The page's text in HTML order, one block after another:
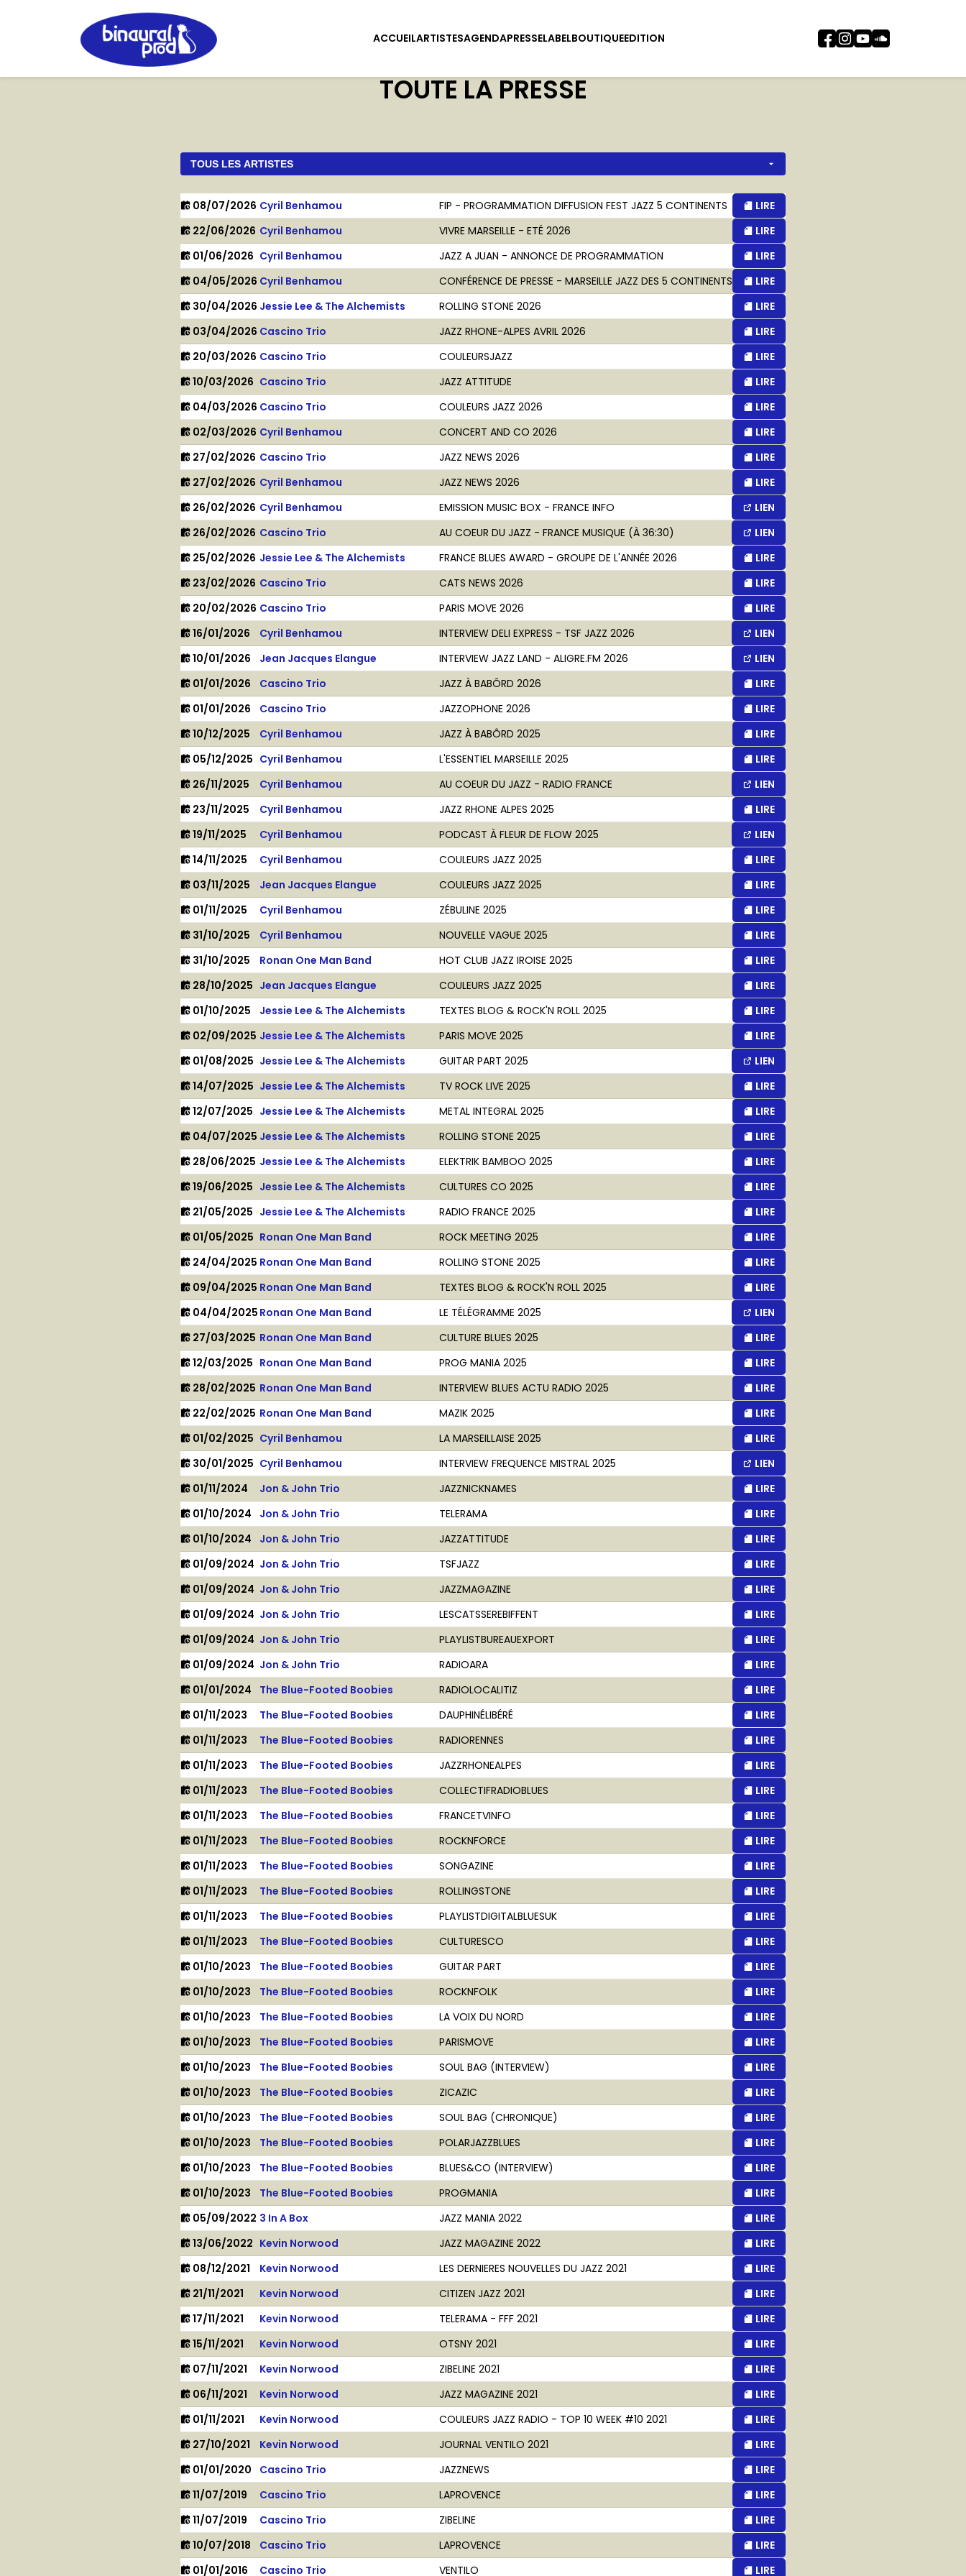
ACCUEILARTISTESAGENDAPRESSELABELBOUTIQUEEDITION
TOUTE LA PRESSE
08/07/2026 Cyril Benhamou FIP - PROGRAMMATION DIFFUSION FEST JAZZ 5 CONTINENTS
LIRE
22/06/2026 Cyril Benhamou VIVRE MARSEILLE - ETÉ 2026
LIRE
01/06/2026 Cyril Benhamou JAZZ A JUAN - ANNONCE DE PROGRAMMATION
LIRE
04/05/2026 Cyril Benhamou CONFÉRENCE DE PRESSE - MARSEILLE JAZZ DES 5 CONTINENTS
LIRE
30/04/2026 Jessie Lee & The Alchemists ROLLING STONE 2026
LIRE
03/04/2026 Cascino Trio JAZZ RHONE-ALPES AVRIL 2026
LIRE
20/03/2026 Cascino Trio COULEURSJAZZ
LIRE
10/03/2026 Cascino Trio JAZZ ATTITUDE
LIRE
04/03/2026 Cascino Trio COULEURS JAZZ 2026
LIRE
02/03/2026 Cyril Benhamou CONCERT AND CO 2026
LIRE
27/02/2026 Cascino Trio JAZZ NEWS 2026
LIRE
27/02/2026 Cyril Benhamou JAZZ NEWS 2026
LIRE
26/02/2026 Cyril Benhamou EMISSION MUSIC BOX - FRANCE INFO
LIEN
26/02/2026 Cascino Trio AU COEUR DU JAZZ - FRANCE MUSIQUE (À 36:30)
LIEN
25/02/2026 Jessie Lee & The Alchemists FRANCE BLUES AWARD - GROUPE DE L'ANNÉE 2026
LIRE
23/02/2026 Cascino Trio CATS NEWS 2026
LIRE
20/02/2026 Cascino Trio PARIS MOVE 2026
LIRE
16/01/2026
Cyril Benhamou INTERVIEW DELI EXPRESS - TSF JAZZ 2026
LIEN
10/01/2026
Jean Jacques Elangue INTERVIEW JAZZ LAND - ALIGRE.FM 2026
LIEN
01/01/2026
Cascino Trio JAZZ À BABÔRD 2026
LIRE
01/01/2026
Cascino Trio JAZZOPHONE 2026
LIRE
10/12/2025
Cyril Benhamou JAZZ À BABÔRD 2025
LIRE
05/12/2025 Cyril Benhamou L'ESSENTIEL MARSEILLE 2025
LIRE
26/11/2025
Cyril Benhamou AU COEUR DU JAZZ - RADIO FRANCE
LIEN
23/11/2025
Cyril Benhamou JAZZ RHONE ALPES 2025
LIRE
19/11/2025
Cyril Benhamou PODCAST À FLEUR DE FLOW 2025
LIEN
14/11/2025
Cyril Benhamou COULEURS JAZZ 2025
LIRE
03/11/2025
Jean Jacques Elangue COULEURS JAZZ 2025
LIRE
01/11/2025
Cyril Benhamou ZÉBULINE 2025
LIRE
31/10/2025
Cyril Benhamou NOUVELLE VAGUE 2025
LIRE
31/10/2025
Ronan One Man Band HOT CLUB JAZZ IROISE 2025
LIRE
28/10/2025 Jean Jacques Elangue COULEURS JAZZ 2025
LIRE
01/10/2025
Jessie Lee & The Alchemists TEXTES BLOG & ROCK'N ROLL 2025
LIRE
02/09/2025 Jessie Lee & The Alchemists PARIS MOVE 2025
LIRE
01/08/2025 Jessie Lee & The Alchemists GUITAR PART 2025
LIEN
14/07/2025 Jessie Lee & The Alchemists TV ROCK LIVE 2025
LIRE
12/07/2025 Jessie Lee & The Alchemists METAL INTEGRAL 2025
LIRE
04/07/2025 Jessie Lee & The Alchemists ROLLING STONE 2025
LIRE
28/06/2025 Jessie Lee & The Alchemists ELEKTRIK BAMBOO 2025
LIRE
19/06/2025 Jessie Lee & The Alchemists CULTURES CO 2025
LIRE
21/05/2025 Jessie Lee & The Alchemists RADIO FRANCE 2025
LIRE
01/05/2025 Ronan One Man Band ROCK MEETING 2025
LIRE
24/04/2025 Ronan One Man Band ROLLING STONE 2025
LIRE
09/04/2025 Ronan One Man Band TEXTES BLOG & ROCK'N ROLL 2025
LIRE
04/04/2025 Ronan One Man Band LE TÉLÉGRAMME 2025
LIEN
27/03/2025 Ronan One Man Band CULTURE BLUES 2025
LIRE
12/03/2025 Ronan One Man Band PROG MANIA 2025
LIRE
28/02/2025 Ronan One Man Band INTERVIEW BLUES ACTU RADIO 2025
LIRE
22/02/2025 Ronan One Man Band MAZIK 2025
LIRE
01/02/2025 Cyril Benhamou LA MARSEILLAISE 2025
LIRE
30/01/2025 Cyril Benhamou INTERVIEW FREQUENCE MISTRAL 2025
LIEN
01/11/2024
Jon & John Trio JAZZNICKNAMES
LIRE
01/10/2024
Jon & John Trio TELERAMA
LIRE
01/10/2024
Jon & John Trio JAZZATTITUDE
LIRE
01/09/2024 Jon & John Trio TSFJAZZ
LIRE
01/09/2024 Jon & John Trio JAZZMAGAZINE
LIRE
01/09/2024 Jon & John Trio LESCATSSEREBIFFENT
LIRE
01/09/2024 Jon & John Trio PLAYLISTBUREAUEXPORT
LIRE
01/09/2024 Jon & John Trio RADIOARA
LIRE
01/01/2024
The Blue-Footed Boobies RADIOLOCALITIZ
LIRE
01/11/2023
The Blue-Footed Boobies DAUPHINÉLIBÉRÉ
LIRE
01/11/2023
The Blue-Footed Boobies RADIORENNES
LIRE
01/11/2023
The Blue-Footed Boobies JAZZRHONEALPES
LIRE
01/11/2023
The Blue-Footed Boobies COLLECTIFRADIOBLUES
LIRE
01/11/2023
The Blue-Footed Boobies FRANCETVINFO
LIRE
01/11/2023
The Blue-Footed Boobies ROCKNFORCE
LIRE
01/11/2023
The Blue-Footed Boobies SONGAZINE
LIRE
01/11/2023
The Blue-Footed Boobies ROLLINGSTONE
LIRE
01/11/2023
The Blue-Footed Boobies PLAYLISTDIGITALBLUESUK
LIRE
01/11/2023
The Blue-Footed Boobies CULTURESCO
LIRE
01/10/2023
The Blue-Footed Boobies GUITAR PART
LIRE
01/10/2023
The Blue-Footed Boobies ROCKNFOLK
LIRE
01/10/2023
The Blue-Footed Boobies LA VOIX DU NORD
LIRE
01/10/2023
The Blue-Footed Boobies PARISMOVE
LIRE
01/10/2023
The Blue-Footed Boobies SOUL BAG (INTERVIEW)
LIRE
01/10/2023
The Blue-Footed Boobies ZICAZIC
LIRE
01/10/2023
The Blue-Footed Boobies SOUL BAG (CHRONIQUE)
LIRE
01/10/2023
The Blue-Footed Boobies POLARJAZZBLUES
LIRE
01/10/2023
The Blue-Footed Boobies BLUES&CO (INTERVIEW)
LIRE
01/10/2023
The Blue-Footed Boobies PROGMANIA
LIRE
05/09/2022 3 In A Box JAZZ MANIA 2022
LIRE
13/06/2022 Kevin Norwood JAZZ MAGAZINE 2022
LIRE
08/12/2021
Kevin Norwood LES DERNIERES NOUVELLES DU JAZZ 2021
LIRE
21/11/2021
Kevin Norwood CITIZEN JAZZ 2021
LIRE
17/11/2021
Kevin Norwood TELERAMA - FFF 2021
LIRE
15/11/2021
Kevin Norwood OTSNY 2021
LIRE
07/11/2021
Kevin Norwood ZIBELINE 2021
LIRE
06/11/2021
Kevin Norwood JAZZ MAGAZINE 2021
LIRE
01/11/2021
Kevin Norwood COULEURS JAZZ RADIO - TOP 10 WEEK #10 2021
LIRE
27/10/2021
Kevin Norwood JOURNAL VENTILO 2021
LIRE
01/01/2020
Cascino Trio JAZZNEWS
LIRE
11/07/2019
Cascino Trio LAPROVENCE
LIRE
11/07/2019
Cascino Trio ZIBELINE
LIRE
10/07/2018
Cascino Trio LAPROVENCE
LIRE
01/01/2016
Cascino Trio VENTILO LIRE